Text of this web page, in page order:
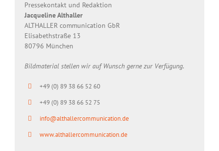
Pressekontakt und Redaktion
Jacqueline Althaller
ALTHALLER communication GbR
Elisabethstraße 13
80796 München
Bildmaterial stellen wir auf Wunsch gerne zur Verfügung.
+49 (0) 89 38 66 52 60
+49 (0) 89 38 66 52 75
info@althallercommunication.de
www.althallercommunication.de